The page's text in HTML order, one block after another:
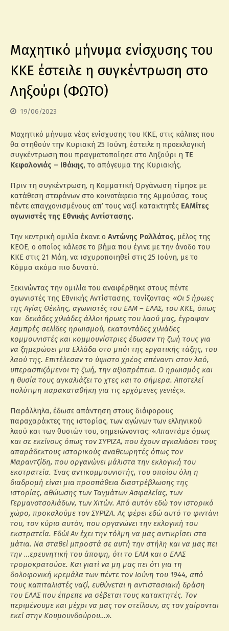
Μαχητικό μήνυμα ενίσχυσης του
ΚΚΕ έστειλε η συγκέντρωση στο
Ληξούρι (ΦΩΤΟ)
19/06/2023
Μαχητικό μήνυμα νέας ενίσχυσης του ΚΚΕ, στις κάλπες που
θα στηθούν την Κυριακή 25 Ιούνη, έστειλε η προεκλογική
συγκέντρωση που πραγματοποίησε στο Ληξούρι η ΤΕ
Κεφαλονιάς – Ιθάκης, το απόγευμα της Κυριακής.
Πριν τη συγκέντρωση, η Κομματική Οργάνωση τίμησε με
κατάθεση στεφάνων στο κοινοτάφειο της Αμμούσας, τους
πέντε απαγχονισμένους απ’ τους ναζί κατακτητές ΕΑΜίτες
αγωνιστές της Εθνικής Αντίστασης.
Την κεντρική ομιλία έκανε ο Αντώνης Ραλλάτος, μέλος της
ΚΕΟΕ, ο οποίος κάλεσε το βήμα που έγινε με την άνοδο του
ΚΚΕ στις 21 Μάη, να ισχυροποιηθεί στις 25 Ιούνη, με το
Κόμμα ακόμα πιο δυνατό.
Ξεκινώντας την ομιλία του αναφέρθηκε στους πέντε
αγωνιστές της Εθνικής Αντίστασης, τονίζοντας: «Οι 5 ήρωες
της Αγίας Θέκλης, αγωνιστές του ΕΑΜ – ΕΛΑΣ, του ΚΚΕ, όπως
και δεκάδες χιλιάδες άλλοι ήρωες του λαού μας, έγραψαν
λαμπρές σελίδες ηρωισμού, εκατοντάδες χιλιάδες
κομμουνιστές και κομμουνίστριες έδωσαν τη ζωή τους για
να ξημερώσει μια Ελλάδα στο μπόι της εργατικής τάξης, του
λαού της. Επιτέλεσαν το ύψιστο χρέος απέναντι στον λαό,
υπερασπιζόμενοι τη ζωή, την αξιοπρέπεια. Ο ηρωισμός και
η θυσία τους αγκαλιάζει το χτες και το σήμερα. Αποτελεί
πολύτιμη παρακαταθήκη για τις ερχόμενες γενιές».
Παράλληλα, έδωσε απάντηση στους διάφορους
παραχαράκτες της ιστορίας, των αγώνων των ελληνικού
λαού και των θυσιών του, σημειώνοντας: «Απαντάμε όμως
και σε εκείνους όπως τον ΣΥΡΙΖΑ, που έχουν αγκαλιάσει τους
απαράδεκτους ιστορικούς αναθεωρητές όπως τον
Μαραντζίδη, που οργανώνει μάλιστα την εκλογική του
εκστρατεία. Ένας αντικομμουνιστής, του οποίου όλη η
διαδρομή είναι μια προσπάθεια διαστρέβλωσης της
ιστορίας, αθώωσης των Ταγμάτων Ασφαλείας, των
Γερμανοτσολιάδων, των Χιτών. Από αυτόν εδώ τον ιστορικό
χώρο, προκαλούμε τον ΣΥΡΙΖΑ. Ας φέρει εδώ αυτό το φιντάνι
του, τον κύριο αυτόν, που οργανώνει την εκλογική του
εκστρατεία. Εδώ! Αν έχει την τόλμη να μας αντικρίσει στα
μάτια. Να σταθεί μπροστά σε αυτή την στήλη και να μας πει
την …ερευνητική του άποψη, ότι το ΕΑΜ και ο ΕΛΑΣ
τρομοκρατούσε. Και γιατί να μη μας πει ότι για τη
δολοφονική κρεμάλα των πέντε τον Ιούνη του 1944, από
τους καπιταλιστές ναζί, ευθύνεται η αντιστασιακή δράση
του ΕΛΑΣ που έπρεπε να σέβεται τους κατακτητές. Τον
περιμένουμε και μέχρι να μας τον στείλουν, ας τον χαίρονται
εκεί στην Κουμουνδούρου…».